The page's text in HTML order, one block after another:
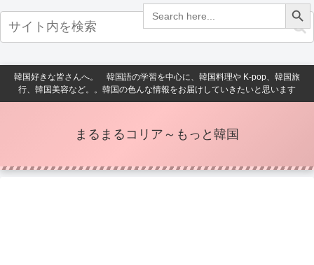
Search
for:
Search Button
韓国好きな皆さんへ。 韓国語の学習を中心に、韓国料理や K-pop、韓国旅
行、韓国美容など。。韓国の色んな情報をお届けしていきたいと思います
まるまるコリア～もっと韓国